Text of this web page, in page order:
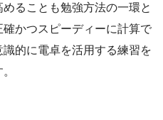
ることも勉強方法の一環と
かつスピーディーに計算で
的に電卓を活用する練習を